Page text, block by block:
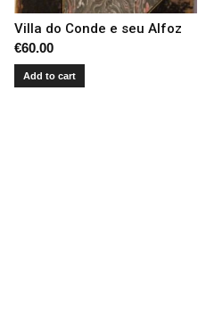
Villa do Conde e seu Alfoz
€60.00
Add to cart